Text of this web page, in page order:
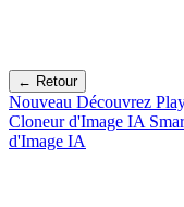
← Retour
Nouveau Découvrez
Cloneur d'Image IA
d'Image IA